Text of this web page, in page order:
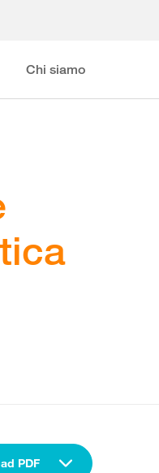
Chi siamo
PDF